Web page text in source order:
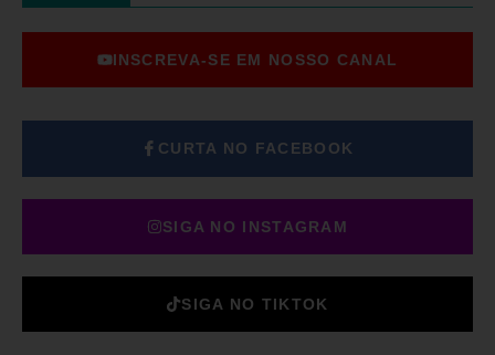
INSCREVA-SE EM NOSSO CANAL
CURTA NO FACEBOOK
SIGA NO INSTAGRAM
SIGA NO TIKTOK